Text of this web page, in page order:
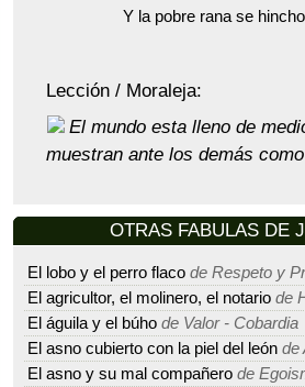
Y la pobre rana se
Lección / Moraleja:
El mundo esta lleno de
muestran ante los demás
OTRAS FABULAS DE
El lobo y el perro flaco de Respeto y
El agricultor, el molinero, el notario de
El águila y el búho de Valor - Cobardia
El asno cubierto con la piel del león de
El asno y su mal compañero de